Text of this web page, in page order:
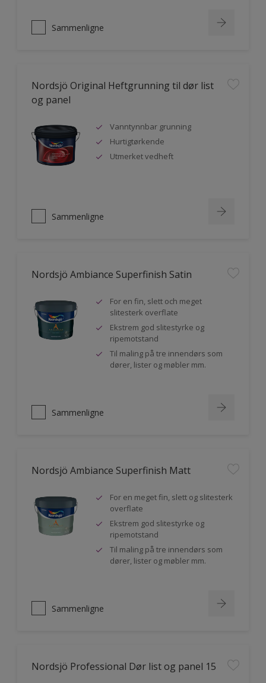
Sammenligne
Nordsjö Original Heftgrunning til dør list
og panel
Vanntynnbar grunning
Hurtigtørkende
Utmerket vedheft
Sammenligne
Nordsjö Ambiance Superfinish Satin
For en fin, slett och meget
slitesterk overflate
Ekstrem god slitestyrke og
ripemotstand
Til maling på tre innendørs som
dører, lister og møbler mm.
Sammenligne
Nordsjö Ambiance Superfinish Matt
For en meget fin, slett og slitesterk
overflate
Ekstrem god slitestyrke og
ripemotstand
Til maling på tre innendørs som
dører, lister og møbler mm.
Sammenligne
Nordsjö Professional Dør list og panel 15